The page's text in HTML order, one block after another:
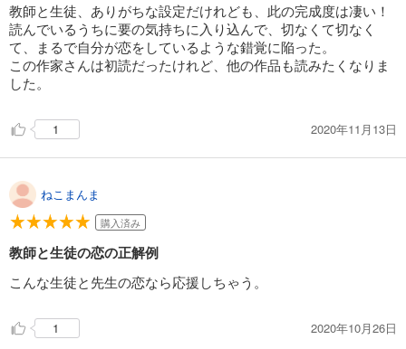
教師と生徒、ありがちな設定だけれども、此の完成度は凄い！
読んでいるうちに要の気持ちに入り込んで、切なくて切なく
て、まるで自分が恋をしているような錯覚に陥った。
この作家さんは初読だったけれど、他の作品も読みたくなりま
した。
1 2020年11月13日
ねこまんま
購入済み
教師と生徒の恋の正解例
こんな生徒と先生の恋なら応援しちゃう。
1 2020年10月26日